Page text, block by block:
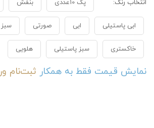
انتخاب رنگ: پک 10عددی بنفش
ابی پاستیلی ابی صورتی سبز
خاکستری سبز پاستیلی هلویی
نمایش قیمت فقط به همکار ثبت‌نام